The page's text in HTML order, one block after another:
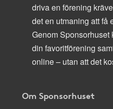
driva en förening
det en utmaning att få
Genom Sponsorhuset
din favoritförening
online – utan att det
Om Sponsorhuset